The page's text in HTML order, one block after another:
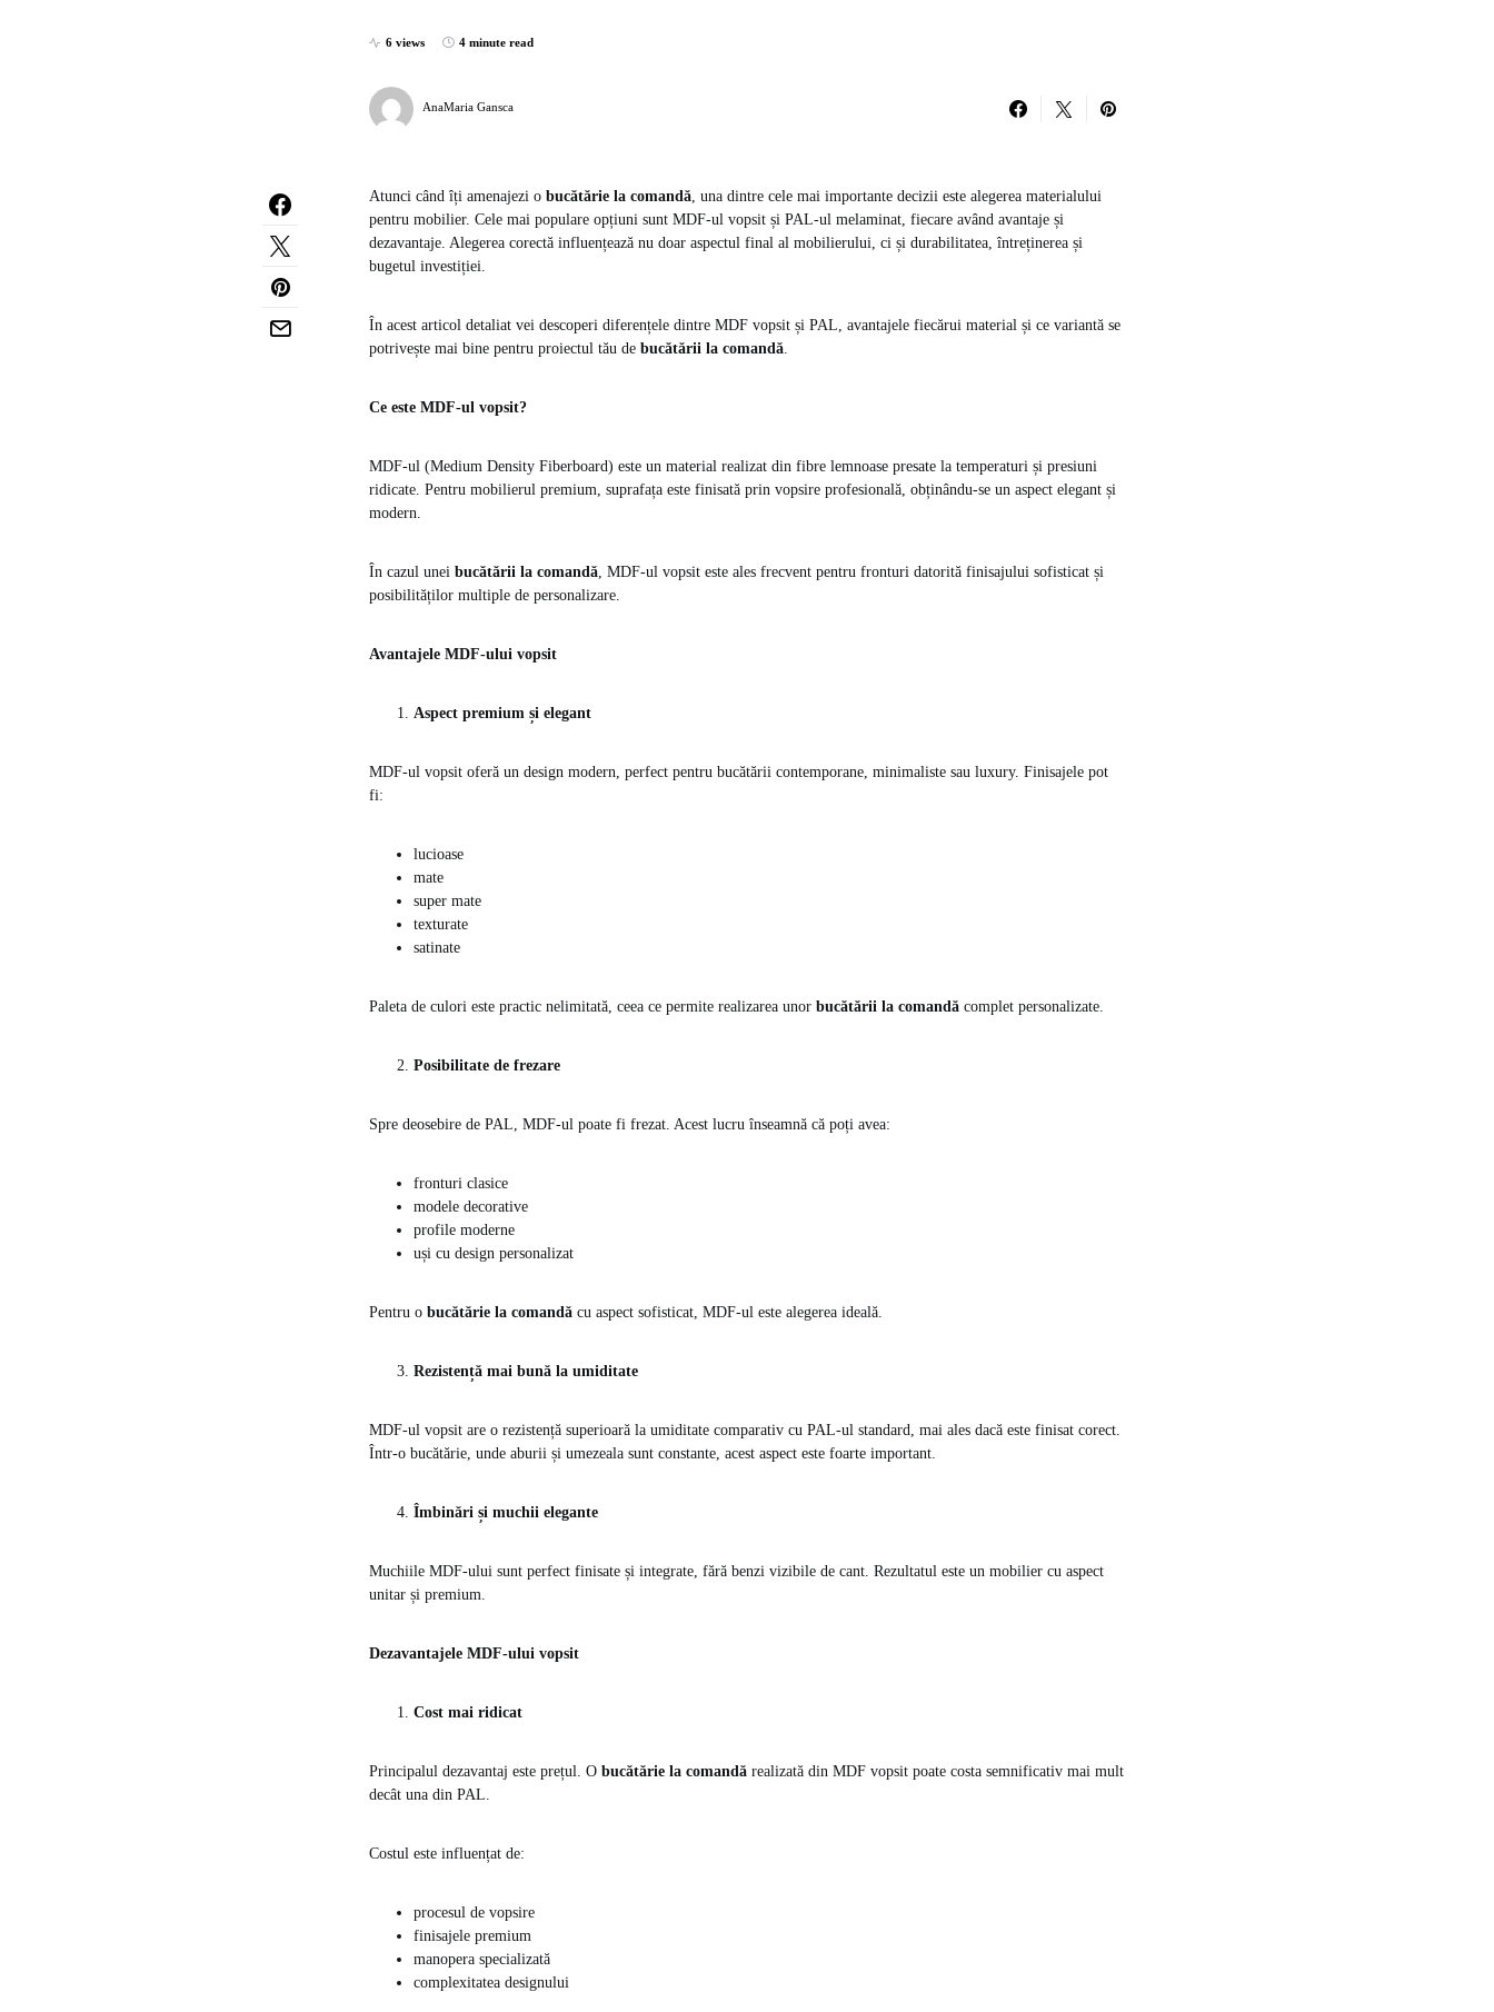
6 views 4 minute read
AnaMaria Gansca
Atunci când îți amenajezi o bucătărie la comandă, una dintre cele mai importante decizii este alegerea materialului
pentru mobilier. Cele mai populare opțiuni sunt MDF-ul vopsit și PAL-ul melaminat, fiecare având avantaje și
dezavantaje. Alegerea corectă influențează nu doar aspectul final al mobilierului, ci și durabilitatea, întreținerea și
bugetul investiției.
În acest articol detaliat vei descoperi diferențele dintre MDF vopsit și PAL, avantajele fiecărui material și ce variantă se
potrivește mai bine pentru proiectul tău de bucătării la comandă.
Ce este MDF-ul vopsit?
MDF-ul (Medium Density Fiberboard) este un material realizat din fibre lemnoase presate la temperaturi și presiuni
ridicate. Pentru mobilierul premium, suprafața este finisată prin vopsire profesională, obținându-se un aspect elegant și
modern.
În cazul unei bucătării la comandă, MDF-ul vopsit este ales frecvent pentru fronturi datorită finisajului sofisticat și
posibilităților multiple de personalizare.
Avantajele MDF-ului vopsit
Aspect premium și elegant
MDF-ul vopsit oferă un design modern, perfect pentru bucătării contemporane, minimaliste sau luxury. Finisajele pot
fi:
lucioase
mate
super mate
texturate
satinate
Paleta de culori este practic nelimitată, ceea ce permite realizarea unor bucătării la comandă complet personalizate.
Posibilitate de frezare
Spre deosebire de PAL, MDF-ul poate fi frezat. Acest lucru înseamnă că poți avea:
fronturi clasice
modele decorative
profile moderne
uși cu design personalizat
Pentru o bucătărie la comandă cu aspect sofisticat, MDF-ul este alegerea ideală.
Rezistență mai bună la umiditate
MDF-ul vopsit are o rezistență superioară la umiditate comparativ cu PAL-ul standard, mai ales dacă este finisat corect.
Într-o bucătărie, unde aburii și umezeala sunt constante, acest aspect este foarte important.
Îmbinări și muchii elegante
Muchiile MDF-ului sunt perfect finisate și integrate, fără benzi vizibile de cant. Rezultatul este un mobilier cu aspect
unitar și premium.
Dezavantajele MDF-ului vopsit
Cost mai ridicat
Principalul dezavantaj este prețul. O bucătărie la comandă realizată din MDF vopsit poate costa semnificativ mai mult
decât una din PAL.
Costul este influențat de:
procesul de vopsire
finisajele premium
manopera specializată
complexitatea designului